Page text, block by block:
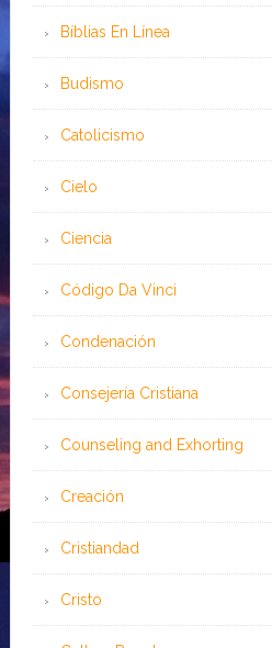
Bíblias En Línea
Budismo
Catolicismo
Cielo
Ciencia
Código Da Vinci
Condenación
Consejería Cristiana
Counseling and Exhorting
Creación
Cristiandad
Cristo